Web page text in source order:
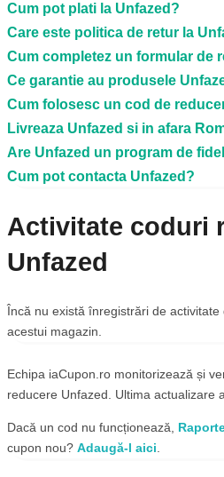
Cum pot plati la Unfazed?
Care este politica de retur la
Cum completez un formular de
Ce garantie au produsele
Cum folosesc un cod de
Livreaza Unfazed si in afara
Are Unfazed un program de
Cum pot contacta Unfazed?
Activitate coduri
Unfazed
Încă nu există înregistrări de
acestui magazin.
Echipa iaCupon.ro monitorizează și
reducere Unfazed. Ultima actualizare
Dacă un cod nu funcționează,
cupon nou? Adaugă-l aici